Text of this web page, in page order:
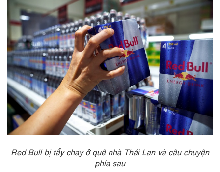
Red Bull bị tẩy chay ở quê nhà Thái Lan và câu chuyện
phía sau